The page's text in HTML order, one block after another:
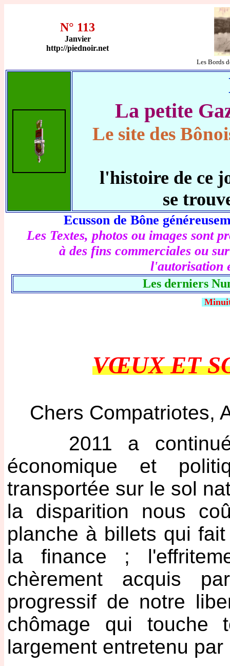
N° 113
Janvier
http://piednoir.net
Les Bords
La petite
Le site des
l'histoire de ce
se
Ecusson de Bône
Les Textes, photos ou images sont
à des fins commerciales ou
l'autorisation
Les derniers
VŒUX ET
Chers Compatriotes,
2011 a continué
économique et
transportée sur le sol
la disparition nous
planche à billets qui
la finance ;
chèrement acquis
progressif de notre
chômage qui
largement entretenu